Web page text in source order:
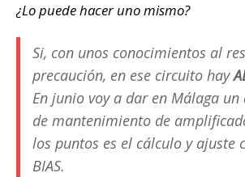
¿Lo puede hacer uno mismo?
Si, con unos conocimientos al
precaución, en ese circuito hay
En junio voy a dar en Málaga
de mantenimiento de
los puntos es el cálculo y ajuste
BIAS.